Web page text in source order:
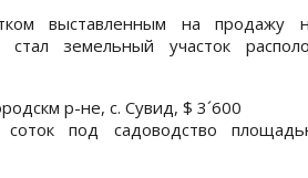
выставленным на продажу
стал земельный участок
р-не, с. Сувид, $ 3´600
под садоводство